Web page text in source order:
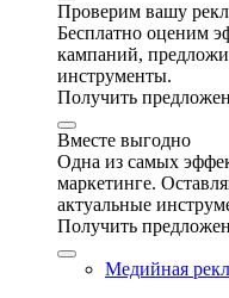
Проверим вашу
Бесплатно оценим
кампаний,
инструменты.
Получить
Вместе выгодно
Одна из самых
маркетинге.
актуальные
Получить
Медийная